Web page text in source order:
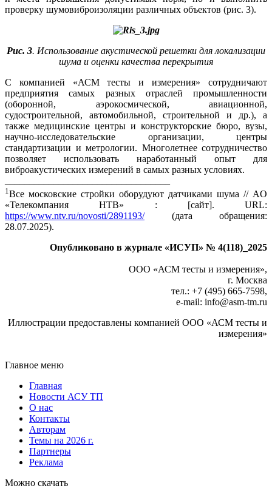
проверку шумовиброизоляции различных объектов (рис. 3).
Рис. 3. Использование акустической решетки для локализации
шума и оценки качества перекрытия
С компанией «АСМ тесты и измерения» сотрудничают
предприятия самых разных отраслей промышленности
(оборонной, аэрокосмической, авиационной,
судостроительной, автомобильной, строительной и др.), а
также медицинские центры и конструкторские бю­ро, ву­зы,
научно-исследовательские организации, центры
стандартизации и метрологии. Многолетнее сотрудничество
позволяет использовать наработанный опыт для
виброакустических измерений в самых разных условиях.
1 Все московские стройки оборудуют датчиками шума // AO
«Телекомпания НТВ» : [сайт]. URL:
https://www.ntv.ru/novosti/2891193/(дата обращения:
28.07.2025).
Опубликовано в журнале «ИСУП» № 4(118)_2025
ООО «АСМ тесты и измерения»,
г. Москва
тел.: +7 (495) 665‑7598,
e-mail: info@asm-tm.ru
Иллюстрации предоставлены компанией ООО «АСМ тесты и
измерения»
Главное меню
Главная
Новости АСУ ТП
О нас
Контакты
Авторам
Темы на 2026 г.
Партнеры
Реклама
Можно скачать